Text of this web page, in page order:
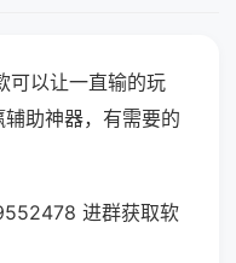
可以让一直输的玩
辅助神器，有需要的
进群获取软